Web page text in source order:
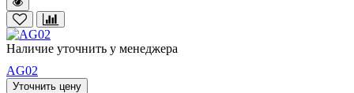
Наличие уточнить у менеджера
AG02
Уточнить цену